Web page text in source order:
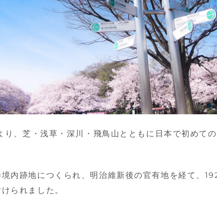
り、芝・浅草・深川・飛鳥山とともに日本で初めて
内跡地につくられ、明治維新後の官有地を経て、
られました。